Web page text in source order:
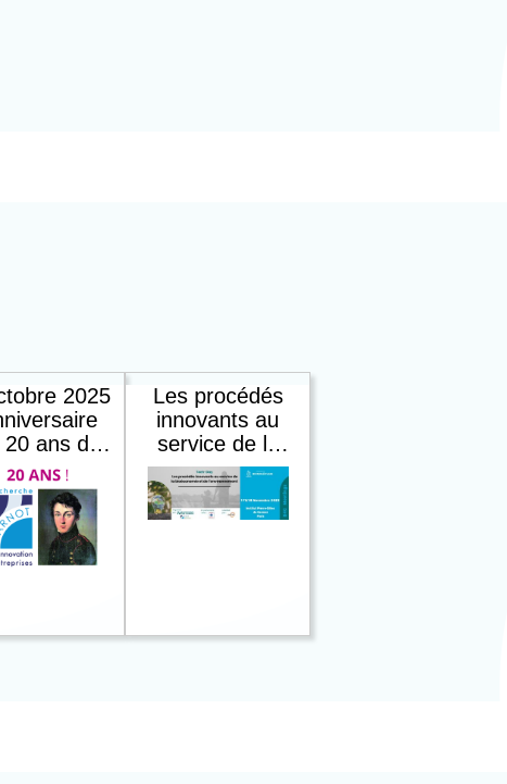
2025
20 ans du
appel
un
au
de
Les procédés
innovants au
service de la
bioéconomie et
de
l'environnement
la Bioéconomie